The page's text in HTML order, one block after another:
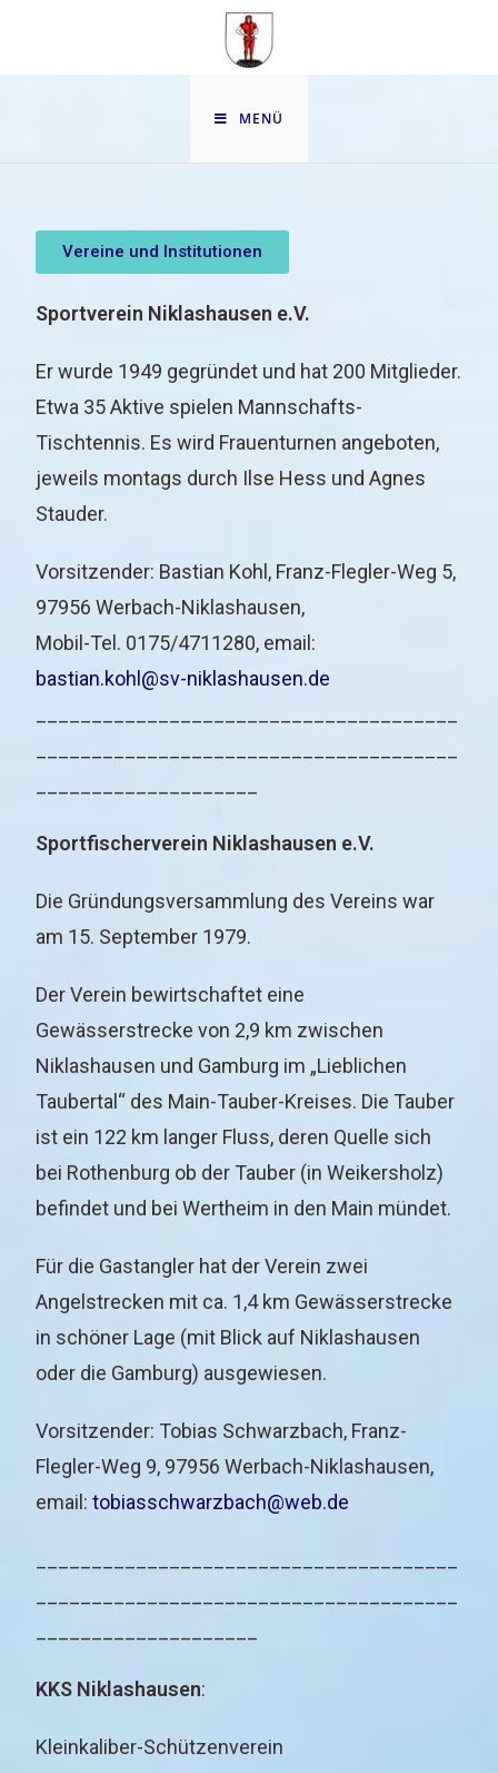
MENÜ
Vereine und Institutionen
Sportverein Niklashausen e.V.
Er wurde 1949 gegründet und hat 200 Mitglieder.
Etwa 35 Aktive spielen Mannschafts-
Tischtennis. Es wird Frauenturnen angeboten,
jeweils montags durch Ilse Hess und Agnes
Stauder.
Vorsitzender: Bastian Kohl, Franz-Flegler-Weg 5,
97956 Werbach-Niklashausen,
Mobil-Tel. 0175/4711280, email:
bastian.kohl@sv-niklashausen.de
Sportfischerverein Niklashausen e.V.
Die Gründungsversammlung des Vereins war
am 15. September 1979.
Der Verein bewirtschaftet eine
Gewässerstrecke von 2,9 km zwischen
Niklashausen und Gamburg im „Lieblichen
Taubertal“ des Main-Tauber-Kreises. Die Tauber
ist ein 122 km langer Fluss, deren Quelle sich
bei Rothenburg ob der Tauber (in Weikersholz)
befindet und bei Wertheim in den Main mündet.
Für die Gastangler hat der Verein zwei
Angelstrecken mit ca. 1,4 km Gewässerstrecke
in schöner Lage (mit Blick auf Niklashausen
oder die Gamburg) ausgewiesen.
Vorsitzender: Tobias Schwarzbach, Franz-
Flegler-Weg 9, 97956 Werbach-Niklashausen,
email:tobiasschwarzbach@web.de
KKS Niklashausen:
Kleinkaliber-Schützenverein